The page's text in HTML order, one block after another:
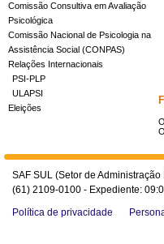
Comissão Consultiva em Avaliação
Psicológica
Comissão Nacional de Psicologia na
Assistência Social (CONPAS)
Relações Internacionais
PSI-PLP
ULAPSI
Eleições
SAF SUL (Setor de
(61) 2109-0100 - Expediente:
Política de privacidade